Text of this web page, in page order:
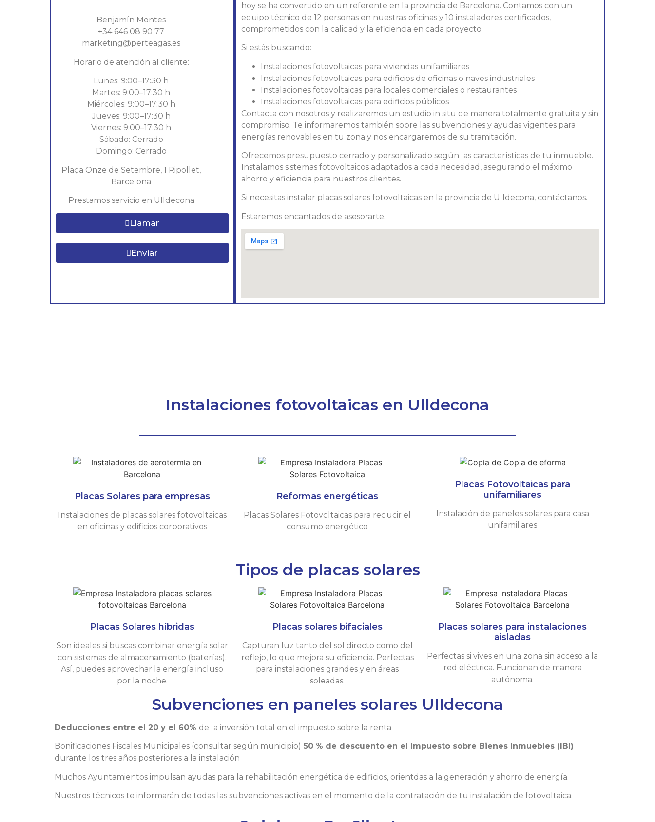
Benjamín Montes
+34 646 08 90 77
marketing@perteagas.es
Horario de atención al cliente:
Lunes: 9:00–17:30 h
Martes: 9:00–17:30 h
Miércoles: 9:00–17:30 h
Jueves: 9:00–17:30 h
Viernes: 9:00–17:30 h
Sábado: Cerrado
Domingo: Cerrado
Plaça Onze de Setembre, 1 Ripollet,
Barcelona
Prestamos servicio en Ulldecona
Llamar
Enviar
hoy se ha convertido en un referente en la provincia de Barcelona. Contamos con un
equipo técnico de 12 personas en nuestras oficinas y 10 instaladores certificados,
comprometidos con la calidad y la eficiencia en cada proyecto.
Si estás buscando:
Instalaciones fotovoltaicas para viviendas unifamiliares
Instalaciones fotovoltaicas para edificios de oficinas o naves industriales
Instalaciones fotovoltaicas para locales comerciales o restaurantes
Instalaciones fotovoltaicas para edificios públicos
Contacta con nosotros y realizaremos un estudio in situ de manera totalmente gratuita y sin
compromiso. Te informaremos también sobre las subvenciones y ayudas vigentes para
energías renovables en tu zona y nos encargaremos de su tramitación.
Ofrecemos presupuesto cerrado y personalizado según las características de tu inmueble.
Instalamos sistemas fotovoltaicos adaptados a cada necesidad, asegurando el máximo
ahorro y eficiencia para nuestros clientes.
Si necesitas instalar placas solares fotovoltaicas en la provincia de Ulldecona, contáctanos.
Estaremos encantados de asesorarte.
Instalaciones fotovoltaicas en Ulldecona
Placas Solares para empresas
Instalaciones de placas solares fotovoltaicas
en oficinas y edificios corporativos
Reformas energéticas
Placas Solares Fotovoltaicas para reducir el
consumo energético
Placas Fotovoltaicas para
unifamiliares
Instalación de paneles solares para casa
unifamiliares
Tipos de placas solares
Placas Solares híbridas
Son ideales si buscas combinar energía solar
con sistemas de almacenamiento (baterías).
Así, puedes aprovechar la energía incluso
por la noche.
Placas solares bifaciales
Capturan luz tanto del sol directo como del
reflejo, lo que mejora su eficiencia. Perfectas
para instalaciones grandes y en áreas
soleadas.
Placas solares para instalaciones
aisladas
Perfectas si vives en una zona sin acceso a la
red eléctrica. Funcionan de manera
autónoma.
Subvenciones en paneles solares Ulldecona
Deducciones entre el 20 y el 60% de la inversión total en el impuesto sobre la renta
Bonificaciones Fiscales Municipales (consultar según municipio) 50 % de descuento en el Impuesto sobre Bienes Inmuebles (IBI)
durante los tres años posteriores a la instalación
Muchos Ayuntamientos impulsan ayudas para la rehabilitación energética de edificios, orientdas a la generación y ahorro de energía.
Nuestros técnicos te informarán de todas las subvenciones activas en el momento de la contratación de tu instalación de fotovoltaica.